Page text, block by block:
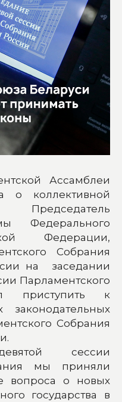
Ассамблеи
о коллективной
Федерального
Федерации,
Собрания
на заседании
Парламентского
приступить к
законодательных
Собрания
сессии
мы приняли
вопроса о новых
государства в